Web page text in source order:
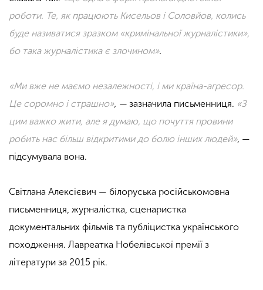
роботи. Те, як працюють Кисельов і Соловйов, колись
буде називатися зразком «кримінальної журналістики»,
бо така журналістика є злочином».
«Ми вже не маємо незалежності, і ми країна-агресор.
Це соромно і страшно», — зазначила письменниця. «З
цим важко жити, але я думаю, що почуття провини
робить нас більш відкритими до болю інших людей», —
підсумувала вона.
Світлана Алексієвич — білоруська російськомовна
письменниця, журналістка, сценаристка
документальних фільмів та публіцистка українського
походження. Лавреатка Нобелівської премії з
літератури за 2015 рік.